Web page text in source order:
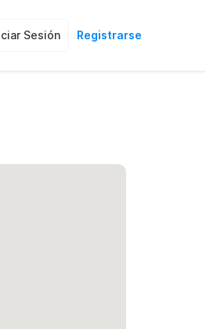
Sesión Registrarse